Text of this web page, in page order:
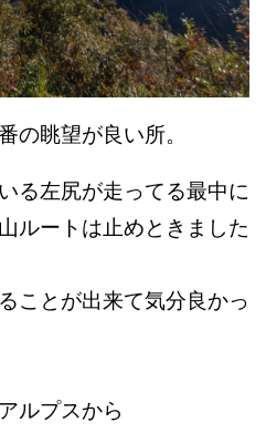
の眺望が良い所。
る左尻が走ってる最中に
ルートは止めときました
ことが出来て気分良かっ
ルプスから